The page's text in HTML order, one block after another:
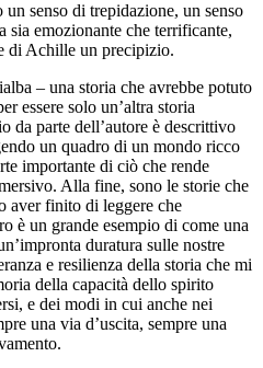
senso di trepidazione, un senso
sia emozionante che terrificante,
di Achille un precipizio.
– una storia che avrebbe potuto
essere solo un’altra storia
da parte dell’autore è descrittivo
un quadro di un mondo ricco
importante di ciò che rende
Alla fine, sono le storie che
aver finito di leggere che
è un grande esempio di come una
duratura sulle nostre
e resilienza della storia che mi
della capacità dello spirito
e dei modi in cui anche nei
una via d’uscita, sempre una